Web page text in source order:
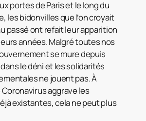
portes de Paris et le long du
les bidonvilles que l’on croyait
passé ont refait leur apparition
années. Malgré toutes nos
se mure depuis
le déni et les solidarités
ne jouent pas. À
Coronavirus aggrave les
existantes, cela ne peut plus